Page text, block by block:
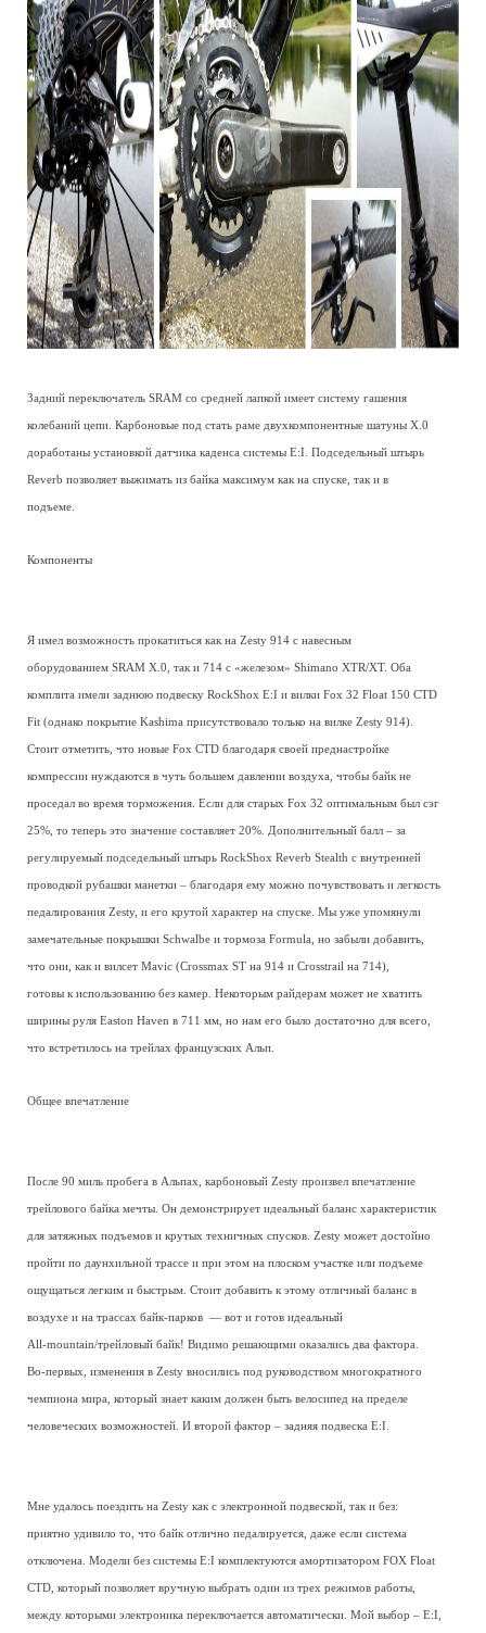
Задний переключатель SRAM со средней лапкой имеет систему гашения
колебаний цепи. Карбоновые под стать раме двухкомпонентные шатуны X.0
доработаны установкой датчика каденса системы E:I. Подседельный штырь
Reverb позволяет выжимать из байка максимум как на спуске, так и в
подъеме.
Компоненты
Я имел возможность прокатиться как на Zesty 914 с навесным
оборудованием SRAM X.0, так и 714 с «железом» Shimano XTR/XT. Оба
комплита имели заднюю подвеску RockShox E:I и вилки Fox 32 Float 150 CTD
Fit (однако покрытие Kashima присутствовало только на вилке Zesty 914).
Стоит отметить, что новые Fox CTD благодаря своей преднастройке
компрессии нуждаются в чуть большем давлении воздуха, чтобы байк не
проседал во время торможения. Если для старых Fox 32 оптимальным был сэг
25%, то теперь это значение составляет 20%. Дополнительный балл – за
регулируемый подседельный штырь RockShox Reverb Stealth с внутренней
проводкой рубашки манетки – благодаря ему можно почувствовать и легкость
педалирования Zesty, и его крутой характер на спуске. Мы уже упомянули
замечательные покрышки Schwalbe и тормоза Formula, но забыли добавить,
что они, как и вилсет Mavic (Crossmax ST на 914 и Crosstrail на 714),
готовы к использованию без камер. Некоторым райдерам может не хватить
ширины руля Easton Haven в 711 мм, но нам его было достаточно для всего,
что встретилось на трейлах французских Альп.
Общее впечатление
После 90 миль пробега в Альпах, карбоновый Zesty произвел впечатление
трейлового байка мечты. Он демонстрирует идеальный баланс характеристик
для затяжных подъемов и крутых техничных спусков. Zesty может достойно
пройти по даунхильной трассе и при этом на плоском участке или подъеме
ощущаться легким и быстрым. Стоит добавить к этому отличный баланс в
воздухе и на трассах байк-парков — вот и готов идеальный
All-mountain/трейловый байк! Видимо решающими оказались два фактора.
Во-первых, изменения в Zesty вносились под руководством многократного
чемпиона мира, который знает каким должен быть велосипед на пределе
человеческих возможностей. И второй фактор – задняя подвеска E:I.
Мне удалось поездить на Zesty как с электронной подвеской, так и без:
приятно удивило то, что байк отлично педалируется, даже если система
отключена. Модели без системы E:I комплектуются амортизатором FOX Float
CTD, который позволяет вручную выбрать один из трех режимов работы,
между которыми электроника переключается автоматически. Мой выбор – E:I,